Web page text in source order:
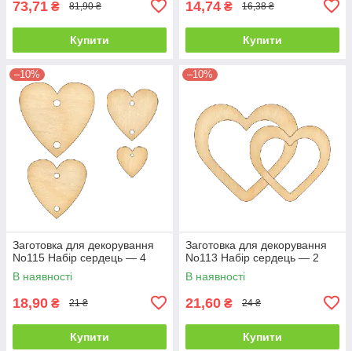
73,71 ₴ 81,90 ₴
Купити
14,74 ₴ 16,38 ₴
Купити
–10%
Заготовка для декорування
No115 Набір сердець — 4
В наявності
18,90 ₴ 21 ₴
Купити
–10%
Заготовка для декорування
No113 Набір сердець — 2
В наявності
21,60 ₴ 24 ₴
Купити